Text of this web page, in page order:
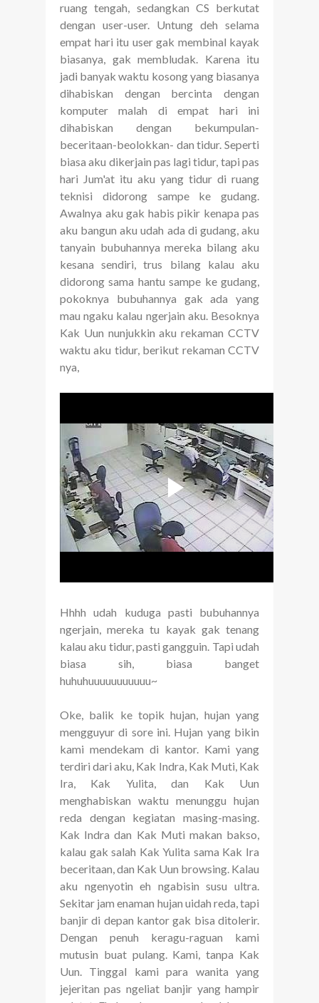
ruang tengah, sedangkan CS berkutat
dengan user-user. Untung deh selama
empat hari itu user gak membinal kayak
biasanya, gak membludak. Karena itu
jadi banyak waktu kosong yang biasanya
dihabiskan dengan bercinta dengan
komputer malah di empat hari ini
dihabiskan dengan bekumpulan-
beceritaan-beolokkan- dan tidur. Seperti
biasa aku dikerjain pas lagi tidur, tapi pas
hari Jum'at itu aku yang tidur di ruang
teknisi didorong sampe ke gudang.
Awalnya aku gak habis pikir kenapa pas
aku bangun aku udah ada di gudang, aku
tanyain bubuhannya mereka bilang aku
kesana sendiri, trus bilang kalau aku
didorong sama hantu sampe ke gudang,
pokoknya bubuhannya gak ada yang
mau ngaku kalau ngerjain aku. Besoknya
Kak Uun nunjukkin aku rekaman CCTV
waktu aku tidur, berikut rekaman CCTV
nya,
Hhhh udah kuduga pasti bubuhannya
ngerjain, mereka tu kayak gak tenang
kalau aku tidur, pasti gangguin. Tapi udah
biasa sih, biasa banget
huhuhuuuuuuuuuuu~
Oke, balik ke topik hujan, hujan yang
mengguyur di sore ini. Hujan yang bikin
kami mendekam di kantor. Kami yang
terdiri dari aku, Kak Indra, Kak Muti, Kak
Ira, Kak Yulita, dan Kak Uun
menghabiskan waktu menunggu hujan
reda dengan kegiatan masing-masing.
Kak Indra dan Kak Muti makan bakso,
kalau gak salah Kak Yulita sama Kak Ira
beceritaan, dan Kak Uun browsing. Kalau
aku ngenyotin eh ngabisin susu ultra.
Sekitar jam enaman hujan uidah reda, tapi
banjir di depan kantor gak bisa ditolerir.
Dengan penuh keragu-raguan kami
mutusin buat pulang. Kami, tanpa Kak
Uun. Tinggal kami para wanita yang
jejeritan pas ngeliat banjir yang hampir